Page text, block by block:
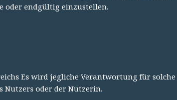
oder endgültig einzustellen.
Es wird jegliche Verantwortung für solche
Nutzers oder der Nutzerin.